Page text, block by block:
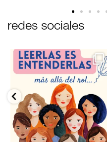
redes sociales
Este 10 de mayo, regala libros 📚✨
Te ...
74